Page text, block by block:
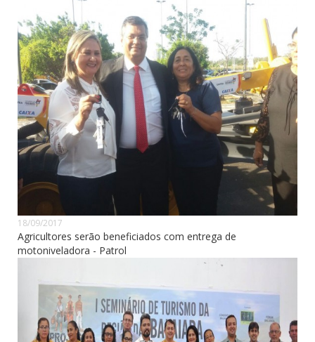
18/09/2017
Agricultores serão beneficiados com entrega de
motoniveladora - Patrol